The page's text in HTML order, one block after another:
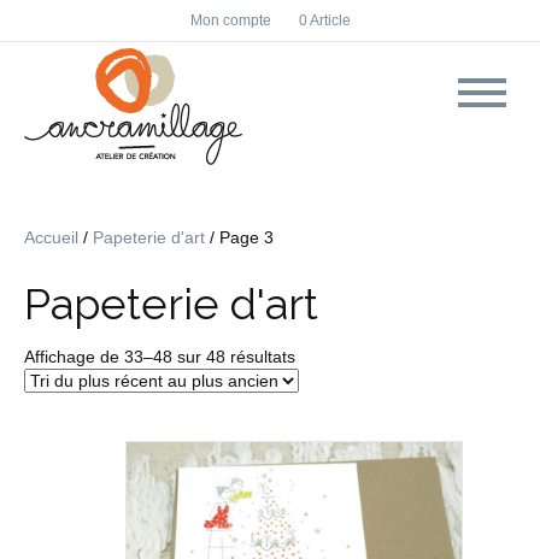
F
a
c
I
n
s
Mon compte 0 Article
Accueil / Papeterie d'art / Page 3
Papeterie d'art
Affichage de 33–48 sur 48 résultatsTrié
au
plus
ancien